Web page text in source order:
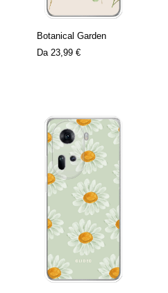
Botanical Garden
Da 23,99 €